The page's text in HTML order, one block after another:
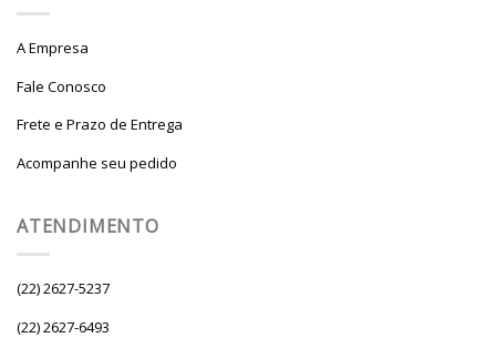
A Empresa
Fale Conosco
Frete e Prazo de Entrega
Acompanhe seu pedido
ATENDIMENTO
(22) 2627-5237
(22) 2627-6493